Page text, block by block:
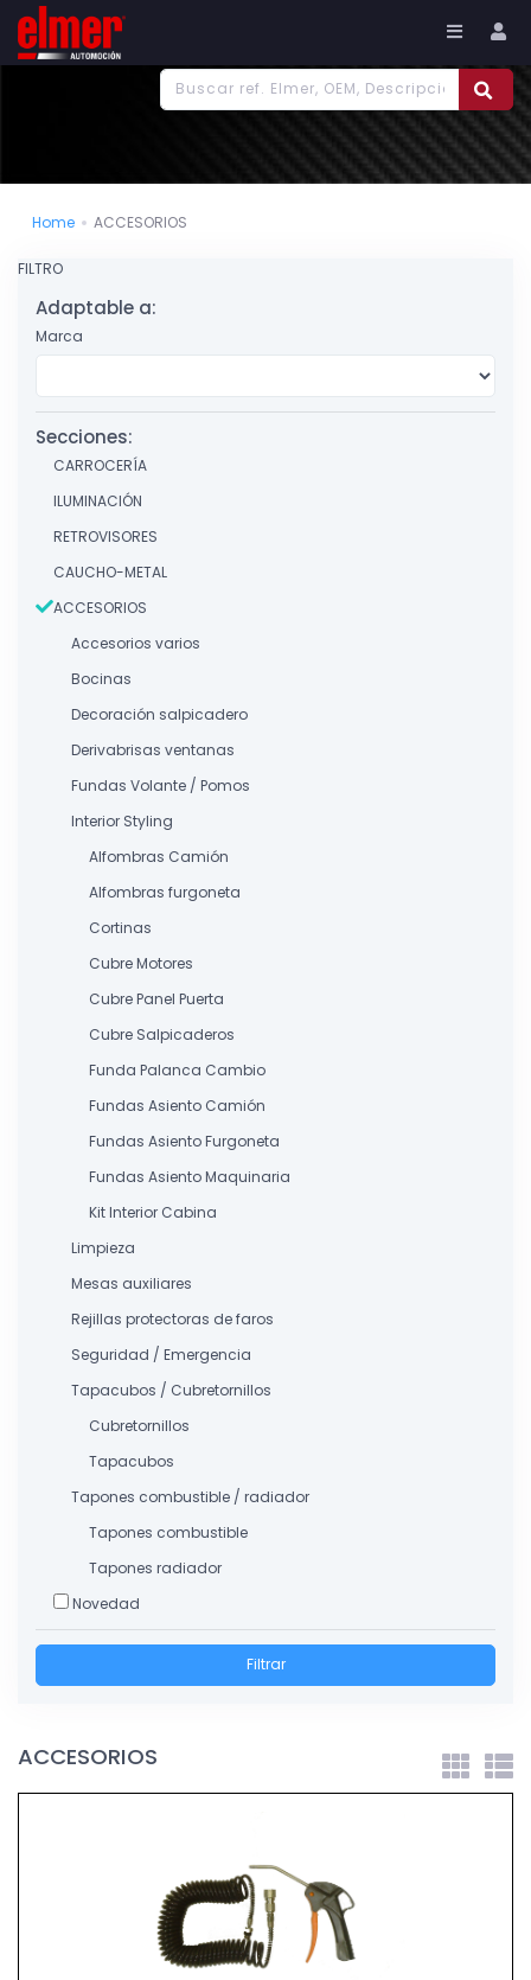
Home ACCESORIOS
FILTRO
Adaptable a:
Marca
Secciones:
CARROCERÍA
ILUMINACIÓN
RETROVISORES
CAUCHO-METAL
ACCESORIOS
Accesorios varios
Bocinas
Decoración salpicadero
Derivabrisas ventanas
Fundas Volante / Pomos
Interior Styling
Alfombras Camión
Alfombras furgoneta
Cortinas
Cubre Motores
Cubre Panel Puerta
Cubre Salpicaderos
Funda Palanca Cambio
Fundas Asiento Camión
Fundas Asiento Furgoneta
Fundas Asiento Maquinaria
Kit Interior Cabina
Limpieza
Mesas auxiliares
Rejillas protectoras de faros
Seguridad / Emergencia
Tapacubos / Cubretornillos
Cubretornillos
Tapacubos
Tapones combustible / radiador
Tapones combustible
Tapones radiador
Novedad
Filtrar
ACCESORIOS